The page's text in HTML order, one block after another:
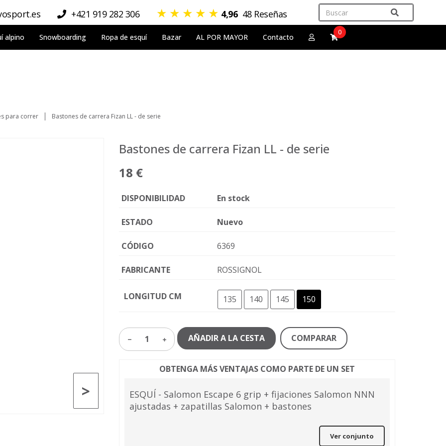
+421 919 282 306 ★ ★ ★ ★ ★ 4,96 48 Reseñas
alpino Snowboarding Ropa de esquí Bazar AL POR MAYOR Contacto
0
para correr Bastones de carrera Fizan LL - de serie
>
Bastones de carrera Fizan LL - de serie
18 €
DISPONIBILIDAD En stock
ESTADO Nuevo
CÓDIGO 6369
FABRICANTE ROSSIGNOL
LONGITUD CM 135 140 145 150
1 AÑADIR A LA CESTA COMPARAR
OBTENGA MÁS VENTAJAS COMO PARTE DE UN SET
ESQUÍ - Salomon Escape 6 grip + fijaciones Salomon NNN
ajustadas + zapatillas Salomon + bastones
Ver conjunto